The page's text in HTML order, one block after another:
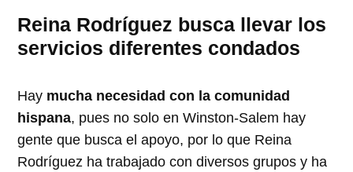
Reina Rodríguez busca llevar los
servicios diferentes condados
Hay mucha necesidad con la comunidad
hispana, pues no solo en Winston-Salem hay
gente que busca el apoyo, por lo que Reina
Rodríguez ha trabajado con diversos grupos y ha